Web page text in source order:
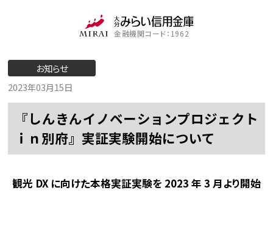
金融機関コード：1962
お知らせ
2023年03月15日
『しんきんイノベーションプロジェクト
ｉｎ別府』実証実験開始について
観光 DX に向けた本格実証実験を 2023 年 3 月より開始